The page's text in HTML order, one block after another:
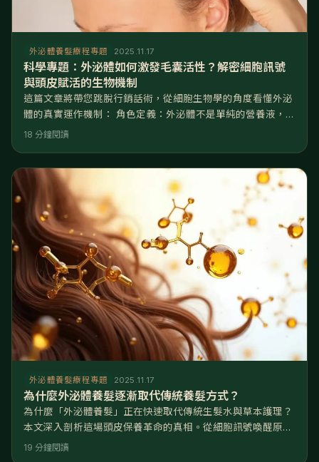
外泌體養髮療程專題 2025.11.17
科學專題：外泌體如何激發毛囊活性？解密細胞訊號
與頭皮賦活的生物機制
這篇文章將帶您跳脫行銷話術，從細胞生物學的角度看懂外泌
體的真實運作機制： 角色定義：外泌體不是單純的營養液，而
是細胞間的「奈米信差」，負責傳遞修復與生長的關鍵指令。
分優勢：包裹著高活性的 miRNA 與生長因子，能精準調控基
因表現，逆轉毛囊微小化（頭髮變細）的過程。
18 分鐘閱讀
外泌體養髮療程專題 2025.11.17
為什麼外泌體養髮逐漸取代傳統養髮方式？
為什麼「外泌體養髮」正在快速取代傳統生髮水與草本護理？
本文深入剖析這場頭皮保養革命的真相。從細胞訊號喚醒原
理、奈米級滲透技術到長期性價比分析，揭開它成為現代落髮
19 分鐘閱讀